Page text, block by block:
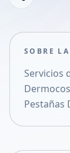
SOBRE
Servicios
Pestañas